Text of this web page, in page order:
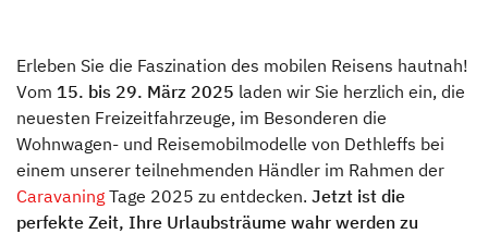
Händlersuche
Fahrzeugbörse
Blog
Erleben Sie die Faszination des mobilen Reisens hautnah!
Vom 15. bis 29. März 2025 laden wir Sie herzlich ein, die
neuesten Freizeitfahrzeuge, im Besonderen die
Wohnwagen- und Reisemobilmodelle von Dethleffs bei
einem unserer teilnehmenden Händler im Rahmen der
Caravaning Tage 2025 zu entdecken. Jetzt ist die
perfekte Zeit, Ihre Urlaubsträume wahr werden zu